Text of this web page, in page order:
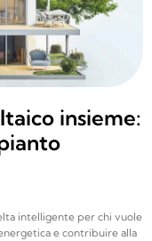
insieme:
intelligente per chi vuole
e contribuire alla